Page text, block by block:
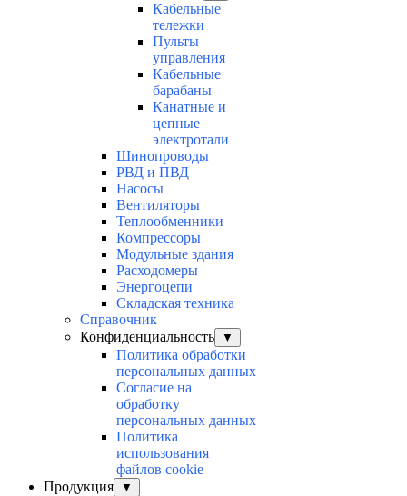
Кабельные
тележки
Пульты
управления
Кабельные
барабаны
Канатные и
цепные
электротали
Шинопроводы
РВД и ПВД
Насосы
Вентиляторы
Теплообменники
Компрессоры
Модульные здания
Расходомеры
Энергоцепи
Складская техника
Справочник
Конфиденциальность
▼
Политика обработки
персональных данных
Согласие на
обработку
персональных данных
Политика
использования
файлов cookie
Продукция
▼